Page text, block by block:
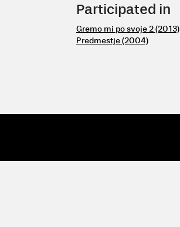
Participated in
Gremo mi po svoje 2 (2013)
Predmestje (2004)